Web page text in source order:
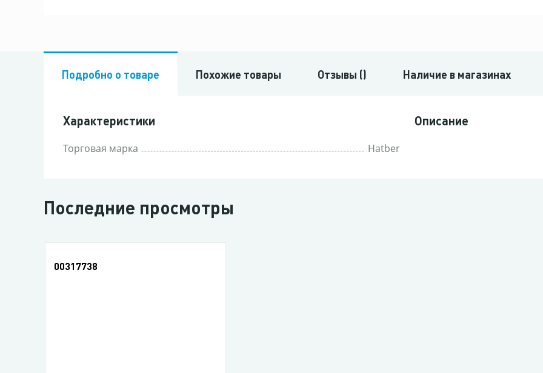
Подробно о товаре Похожие товары Отзывы () Наличие в магазинах
Характеристики
Торговая марка Hatber
Описание
Последние просмотры
00317738